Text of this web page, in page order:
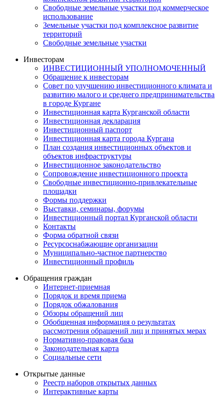
Свободные земельные участки под коммерческое
использование
Земельные участки под комплексное развитие
территорий
Свободные земельные участки
Инвесторам
ИНВЕСТИЦИОННЫЙ УПОЛНОМОЧЕННЫЙ
Обращение к инвесторам
Совет по улучшению инвестиционного климата и
развитию малого и среднего предпринимательства
в городе Кургане
Инвестиционная карта Курганской области
Инвестиционная декларация
Инвестиционный паспорт
Инвестиционная карта города Кургана
План создания инвестиционных объектов и
объектов инфраструктуры
Инвестиционное законодательство
Сопровождение инвестиционного проекта
Свободные инвестиционно-привлекательные
площадки
Формы поддержки
Выставки, семинары, форумы
Инвестиционный портал Курганской области
Контакты
Форма обратной связи
Ресурсоснабжающие организации
Муниципально-частное партнерство
Инвестиционный профиль
Обращения граждан
Интернет-приемная
Порядок и время приема
Порядок обжалования
Обзоры обращений лиц
Обобщенная информация о результатах
рассмотрения обращений лиц и принятых мерах
Нормативно-правовая база
Законодательная карта
Социальные сети
Открытые данные
Реестр наборов открытых данных
Интерактивные карты